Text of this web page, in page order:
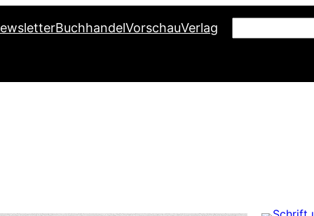
BuchhandelVorschauVerlag
h